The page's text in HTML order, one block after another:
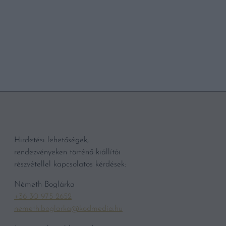
Hirdetési lehetőségek,
rendezvényeken történő kiállítói
részvétellel kapcsolatos kérdések:
Németh Boglárka
+36 30 975 2652
nemeth.boglarka@kodmedia.hu